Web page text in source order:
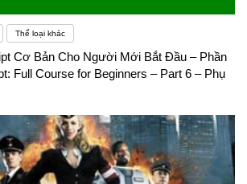
Thể loại khác
Cơ Bản Cho Người Mới Bắt Đầu – Phần
Full Course for Beginners – Part 6 – Phụ